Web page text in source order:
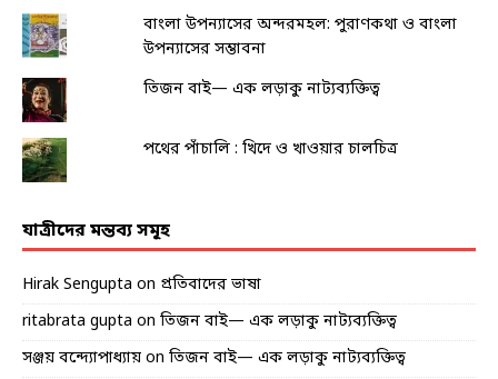
বাংলা উপন্যাসের অন্দরমহল: পুরাণকথা ও বাংলা
উপন্যাসের সম্ভাবনা
তিজন বাই— এক লড়াকু নাট্যব্যক্তিত্ব
পথের পাঁচালি : খিদে ও খাওয়ার চালচিত্র
যাত্রীদের মন্তব্য সমূহ
Hirak Sengupta on প্রতিবাদের ভাষা
ritabrata gupta on তিজন বাই— এক লড়াকু নাট্যব্যক্তিত্ব
সঞ্জয় বন্দ্যোপাধ্যায় on তিজন বাই— এক লড়াকু নাট্যব্যক্তিত্ব